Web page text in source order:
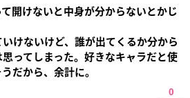
て開けないと中身が分からないとかじ
けないけど、誰が出てくるか分から
ってしまった。好きなキャラだと使
だから、余計に。
0